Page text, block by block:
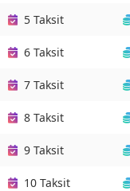
5 Taksit
6 Taksit
7 Taksit
8 Taksit
9 Taksit
10 Taksit